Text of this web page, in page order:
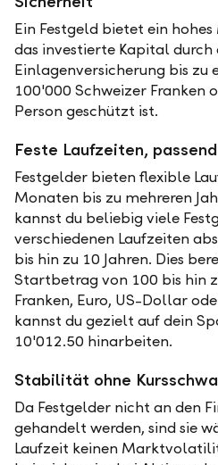
Ein Festgeld bietet ein
das investierte Kapital durch
Einlagenversicherung bis zu
100'000 Schweizer Franken
Person geschützt ist.
Feste Laufzeiten,
Festgelder bieten flexible
Monaten bis zu mehreren
kannst du beliebig viele
verschiedenen Laufzeiten
bis hin zu 10 Jahren. Dies
Startbetrag von 100 bis hin
Franken, Euro, US-Dollar
kannst du gezielt auf dein
10'012.50 hinarbeiten.
Stabilität ohne
Da Festgelder nicht an den
gehandelt werden, sind sie
Laufzeit keinen